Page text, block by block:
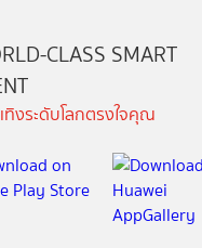
CLASS SMART
งระดับโลกตรงใจคุณ